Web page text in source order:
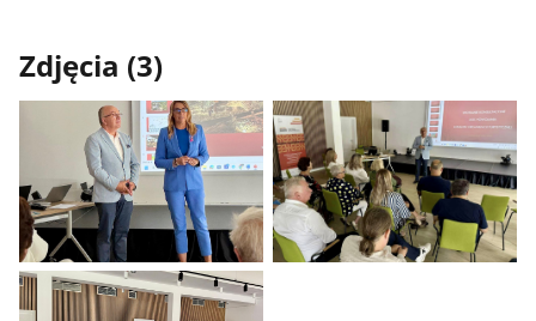
Zdjęcia (3)
Pokaż
zdjęcie